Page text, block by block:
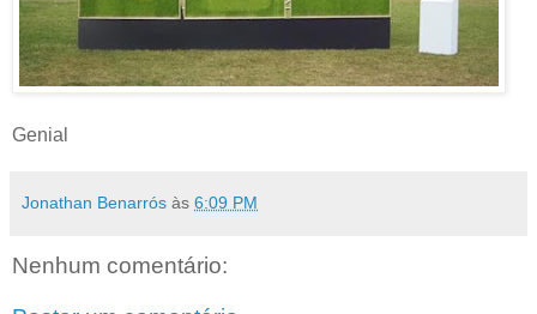
Genial
Jonathan Benarrós às 6:09 PM
Nenhum comentário: